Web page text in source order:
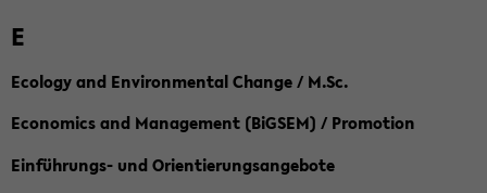
E
Ecology and Environmental Change / M.Sc.
Economics and Management (BiGSEM) / Promotion
Einführungs- und Orientierungsangebote